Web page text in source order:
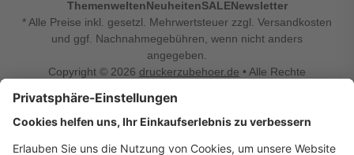
ThemenweltenNeuheitenSALENewsletter
* Alle Preise inkl. gesetzl. Mehrwertsteuer zzgl. Versandkosten
und ggf. Nachnahmegebühren, wenn nicht anders
angegeben.
Copyright © 2026 druckerzubehoer.de • Alle Rechte
Vertrag widerrufen
Druckerzubehoer.de – preiswerte Qualität für Ihr Office
Sie sind auf der Suche nach dem passenden Druckerzubehör